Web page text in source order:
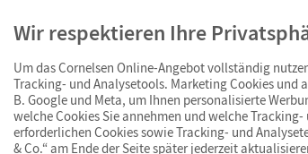
Lehrkräfte
SSL-Verschlüsselung
von 4 Wochen
Ab
Wir respektieren Ihre
Um das Cornelsen Online-Angebot vollständig
Tracking- und Analysetools. Marketing Cookies und
B. Google und Meta, um Ihnen personalisierte
welche Cookies Sie annehmen und welche
erforderlichen Cookies sowie Tracking- und
& Co.“ am Ende der Seite später jederzeit